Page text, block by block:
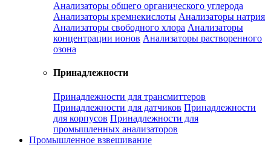
Анализаторы общего органического углерода
Анализаторы кремнекислоты Анализаторы натрия
Анализаторы свободного хлора Анализаторы
концентрации ионов Анализаторы растворенного
озона
Принадлежности
Принадлежности для трансмиттеров
Принадлежности для датчиков Принадлежности
для корпусов Принадлежности для
промышленных анализаторов
Промышленное взвешивание